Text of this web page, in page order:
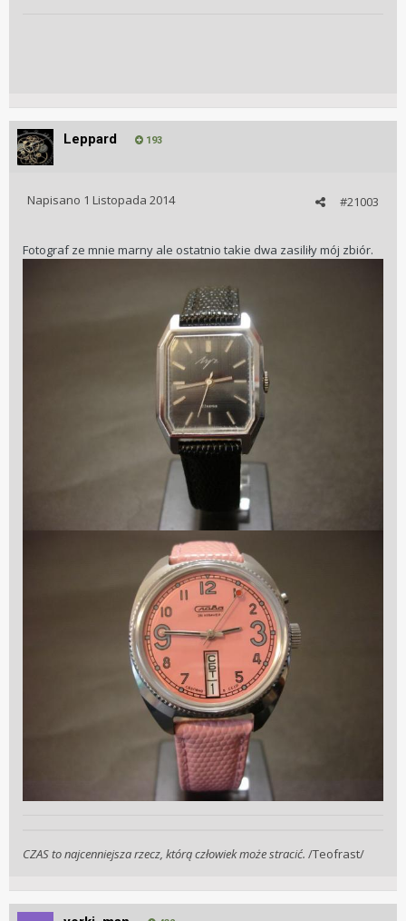
Leppard 193
#21003
Napisano 1 Listopada 2014
Fotograf ze mnie marny ale ostatnio takie dwa zasiliły mój zbiór.
CZAS to najcenniejsza rzecz, którą człowiek może stracić. /Teofrast/